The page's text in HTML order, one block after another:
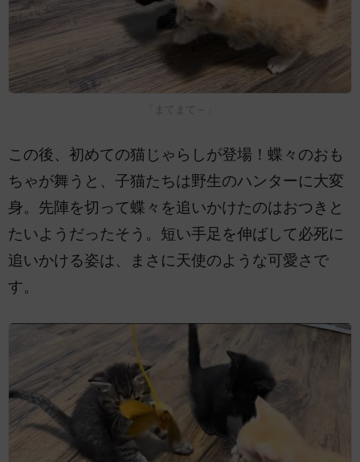
「まてまて～」
この後、初めての猫じゃらしが登場！蝶々のおも
ちゃが舞うと、子猫たちは野生のハンターに大変
身。先陣を切って蝶々を追いかけたのはおつきと
たいようだったそう。短い手足を伸ばして必死に
追いかける姿は、まさに天使のような可愛さで
す。